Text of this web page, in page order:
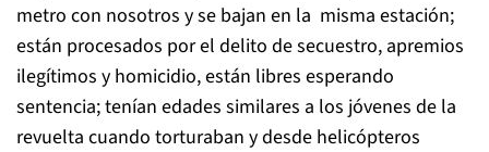
metro con nosotros y se bajan en la misma estación;
están procesados por el delito de secuestro, apremios
ilegítimos y homicidio, están libres esperando
sentencia; tenían edades similares a los jóvenes de la
revuelta cuando torturaban y desde helicópteros